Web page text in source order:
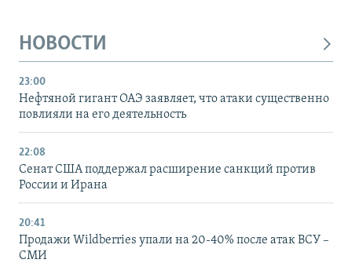
НОВОСТИ
23:00
Нефтяной гигант ОАЭ заявляет, что атаки существенно
повлияли на его деятельность
22:08
Сенат США поддержал расширение санкций против
России и Ирана
20:41
Продажи Wildberries упали на 20-40% после атак ВСУ –
СМИ